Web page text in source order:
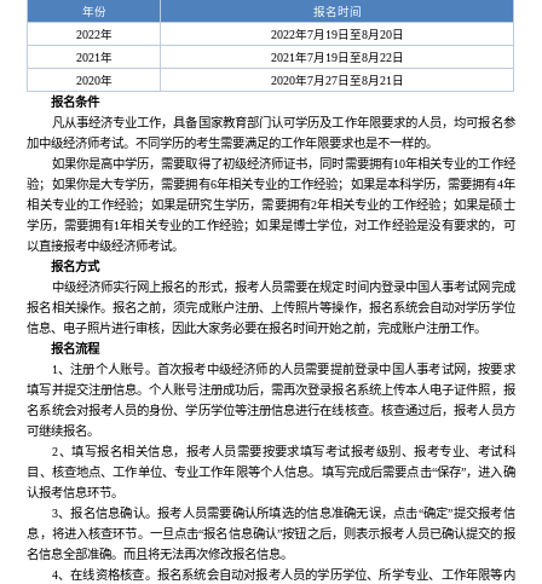
年份
报名时间
2022年
2022年7月19日至8月20日
2021年
2021年7月19日至8月22日
2020年
2020年7月27日至8月21日
报名条件
凡从事经济专业工作，具备国家教育部门认可学历及工作年限要求的人员，均可报名参
加中级经济师考试。不同学历的考生需要满足的工作年限要求也是不一样的。
如果你是高中学历，需要取得了初级经济师证书，同时需要拥有10年相关专业的工作经
验；如果你是大专学历，需要拥有6年相关专业的工作经验；如果是本科学历，需要拥有4年
相关专业的工作经验；如果是研究生学历，需要拥有2年相关专业的工作经验；如果是硕士
学历，需要拥有1年相关专业的工作经验；如果是博士学位，对工作经验是没有要求的，可
以直接报考中级经济师考试。
报名方式
中级经济师实行网上报名的形式，报考人员需要在规定时间内登录中国人事考试网完成
报名相关操作。报名之前，须完成账户注册、上传照片等操作，报名系统会自动对学历学位
信息、电子照片进行审核，因此大家务必要在报名时间开始之前，完成账户注册工作。
报名流程
1、注册个人账号。首次报考中级经济师的人员需要提前登录中国人事考试网，按要求
填写并提交注册信息。个人账号注册成功后，需再次登录报名系统上传本人电子证件照，报
名系统会对报考人员的身份、学历学位等注册信息进行在线核查。核查通过后，报考人员方
可继续报名。
2、填写报名相关信息，报考人员需要按要求填写考试报考级别、报考专业、考试科
目、核查地点、工作单位、专业工作年限等个人信息。填写完成后需要点击“保存”，进入确
认报考信息环节。
3、报名信息确认。报考人员需要确认所填选的信息准确无误，点击“确定”提交报考信
息，将进入核查环节。一旦点击“报名信息确认”按钮之后，则表示报考人员已确认提交的报
名信息全部准确。而且将无法再次修改报名信息。
4、在线资格核查。报名系统会自动对报考人员的学历学位、所学专业、工作年限等内